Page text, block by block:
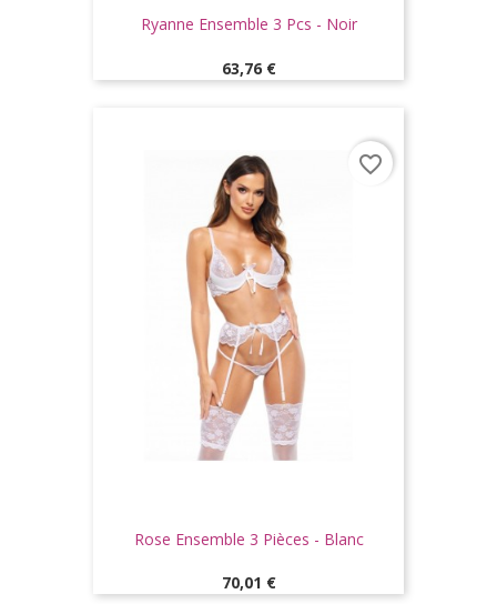
Ryanne Ensemble 3 Pcs - Noir
Prix
63,76 €
Rose Ensemble 3 Pièces - Blanc
Prix
70,01 €
favorite_border